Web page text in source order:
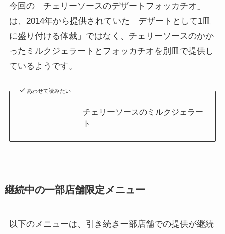
今回の「チェリーソースのデザートフォッカチオ」
は、2014年から提供されていた「デザートとして1皿
に盛り付ける体裁」ではなく、チェリーソースのかか
ったミルクジェラートとフォッカチオを別皿で提供し
ているようです。
あわせて読みたい
チェリーソースのミルクジェラー
ト
継続中の一部店舗限定メニュー
以下のメニューは、引き続き一部店舗での提供が継続